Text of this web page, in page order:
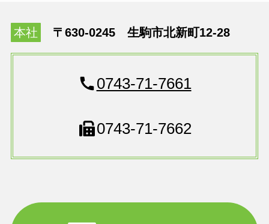
本社 〒630-0245 生駒市北新町12-28
0743-71-7661
0743-71-7662